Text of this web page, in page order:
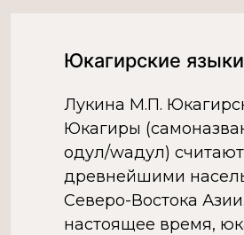
чел., Магаданской
Юкагирские языки
Лукина М.П.
Юкагиры
одул/wадул)
древнейшими
Северо-Востока
настоящее время,